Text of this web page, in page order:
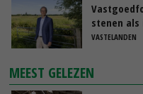
stenen als
VASTELANDEN
MEEST GELEZEN